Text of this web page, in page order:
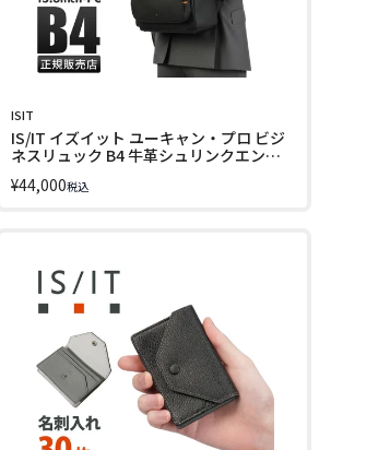
ISIT
IS/IT イズイット ユーキャン・プロ ビジ
ネスリュック B4 牛革シュリンクエンボ
LINECPN
¥44,000税込